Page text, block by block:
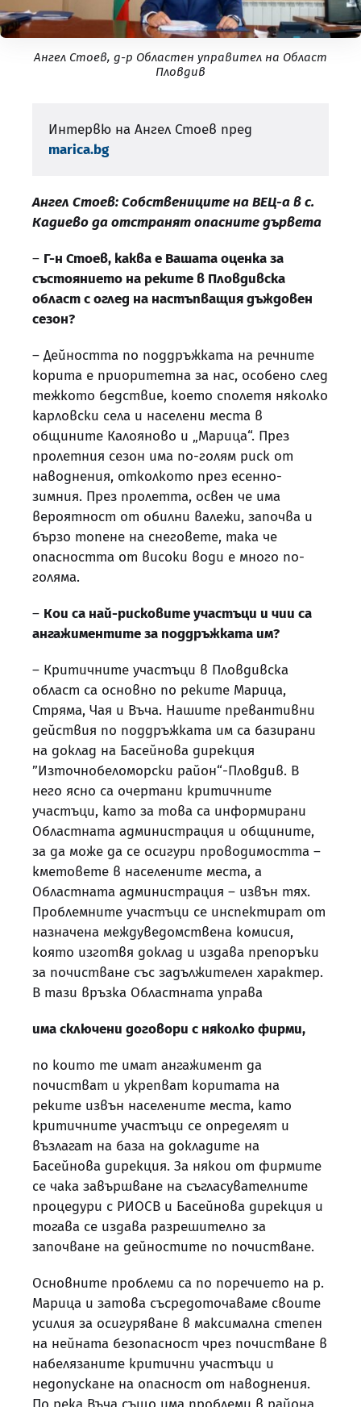
Ангел Стоев, д-р Областен управител на Област
Пловдив
Интервю на Ангел Стоев пред
marica.bg
Ангел Стоев: Собствениците на ВЕЦ-а в с.
Кадиево да отстранят опасните дървета
– Г-н Стоев, каква е Вашата оценка за
състоянието на реките в Пловдивска
област с оглед на настъпващия дъждовен
сезон?
– Дейността по поддръжката на речните
корита е приоритетна за нас, особено след
тежкото бедствие, което сполетя няколко
карловски села и населени места в
общините Калояново и „Марица“. През
пролетния сезон има по-голям риск от
наводнения, отколкото през есенно-
зимния. През пролетта, освен че има
вероятност от обилни валежи, започва и
бързо топене на снеговете, така че
опасността от високи води е много по-
голяма.
– Кои са най-рисковите участъци и чии са
ангажиментите за поддръжката им?
– Критичните участъци в Пловдивска
област са основно по реките Марица,
Стряма, Чая и Въча. Нашите превантивни
действия по поддръжката им са базирани
на доклад на Басейнова дирекция
”Източнобеломорски район“-Пловдив. В
него ясно са очертани критичните
участъци, като за това са информирани
Областната администрация и общините,
за да може да се осигури проводимостта –
кметовете в населените места, а
Областната администрация – извън тях.
Проблемните участъци се инспектират от
назначена междуведомствена комисия,
която изготвя доклад и издава препоръки
за почистване със задължителен характер.
В тази връзка Областната управа
има сключени договори с няколко фирми,
по които те имат ангажимент да
почистват и укрепват коритата на
реките извън населените места, като
критичните участъци се определят и
възлагат на база на докладите на
Басейнова дирекция. За някои от фирмите
се чака завършване на съгласувателните
процедури с РИОСВ и Басейнова дирекция и
тогава се издава разрешително за
започване на дейностите по почистване.
Основните проблеми са по поречието на р.
Марица и затова съсредоточаваме своите
усилия за осигуряване в максимална степен
на нейната безопасност чрез почистване в
набелязаните критични участъци и
недопускане на опасност от наводнения.